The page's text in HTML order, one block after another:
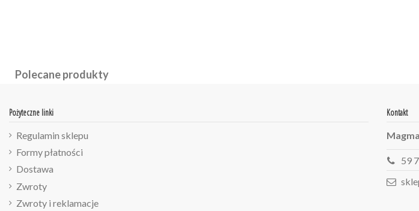
Polecane produkty
Pożyteczne linki
Regulamin sklepu
Formy płatności
Dostawa
Zwroty
Zwroty i reklamacje
Kontakt
59